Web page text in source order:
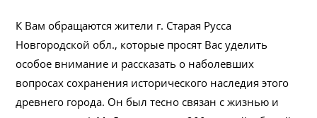
К Вам обращаются жители г. Старая Русса
Новгородской обл., которые просят Вас уделить
особое внимание и рассказать о наболевших
вопросах сохранения исторического наследия этого
древнего города. Он был тесно связан с жизнью и